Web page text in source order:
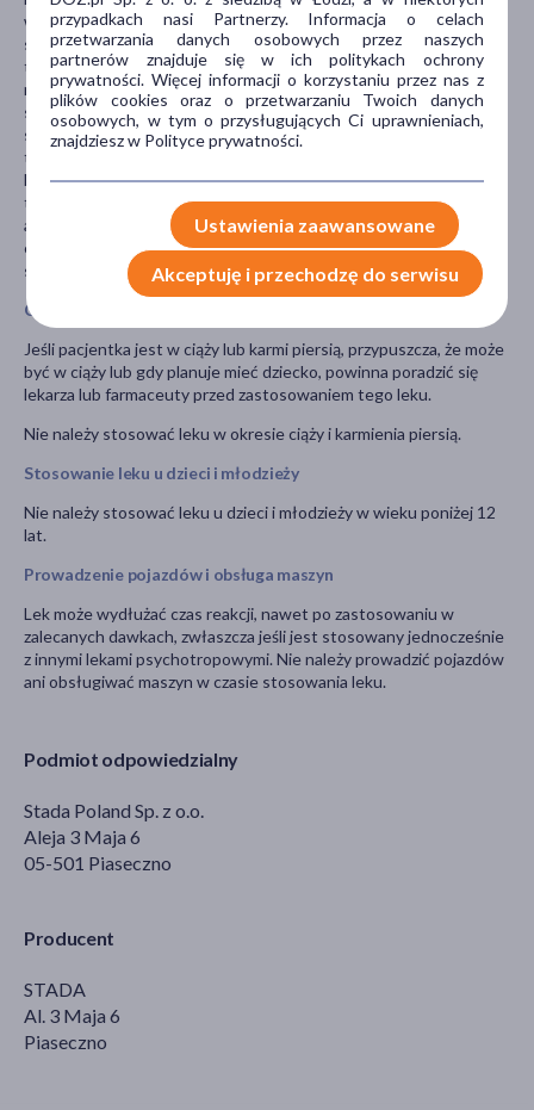
Podmiot odpowiedzialny
Stada Poland Sp. z o.o.
Aleja 3 Maja 6
05-501 Piaseczno
Producent
STADA
Al. 3 Maja 6
Piaseczno
wrzodowej); karbamazepiny (stosowane w leczeniu padaczki lub
silnych napadów bólu twarzy zwanych neuralgią nerwu
twarzowego); leki przeciwbólowe, takie jak buprenorfina,
nalbufina, pentazocyna; leki przeciwdepresyjne (np. fluoksetyna,
sertralina); tryptany (leki stosowane w migrenie (np.
sumatryptan)); leki, które obniżają próg drgawkowy, w tym
trójpierścieniowy lek przeciwdepresyjny (np. imipramina),
lek przeciwpsychotyczny (np. chloropromazyna, flufenazyna,
tiorydazyna); lek przeciwzakrzepowy (np. warfaryna,
acenokumarol); ketokonazol (lek stosowany w grzybicy) lub
erytromycyny (antybiotyk); soli litu (stosowane m.in. w leczeniu
stanów maniakalnych).
Ciąża i karmienie piersią
Jeśli pacjentka jest w ciąży lub karmi piersią, przypuszcza, że może
być w ciąży lub gdy planuje mieć dziecko, powinna poradzić się
lekarza lub farmaceuty przed zastosowaniem tego leku.
Nie należy stosować leku w okresie ciąży i karmienia piersią.
Stosowanie leku u dzieci i młodzieży
Nie należy stosować leku u dzieci i młodzieży w wieku poniżej 12
lat.
Prowadzenie pojazdów i obsługa maszyn
Lek może wydłużać czas reakcji, nawet po zastosowaniu w
zalecanych dawkach, zwłaszcza jeśli jest stosowany jednocześnie
z innymi lekami psychotropowymi. Nie należy prowadzić pojazdów
ani obsługiwać maszyn w czasie stosowania leku.
przypadkach nasi Partnerzy. Informacja o celach
przetwarzania danych osobowych przez naszych
partnerów znajduje się w ich politykach ochrony
prywatności. Więcej informacji o korzystaniu przez nas z
plików cookies oraz o przetwarzaniu Twoich danych
osobowych, w tym o przysługujących Ci uprawnieniach,
znajdziesz w Polityce prywatności.
Ustawienia zaawansowane
Akceptuję i przechodzę do serwisu